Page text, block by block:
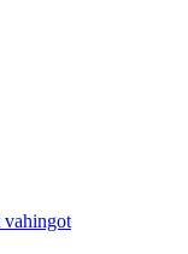
vahingot